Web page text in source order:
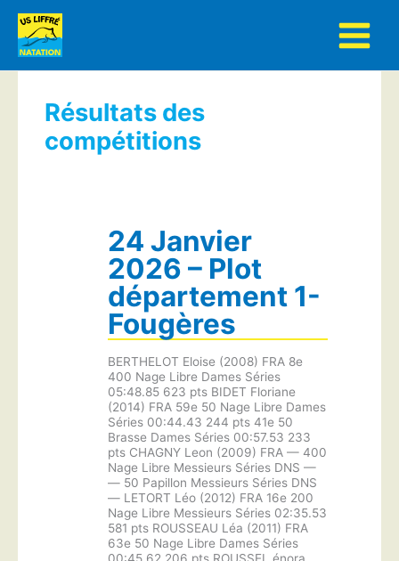
contenu
Résultats des
compétitions
24 Janvier
2026 – Plot
département 1-
Fougères
BERTHELOT Eloise (2008) FRA 8e
400 Nage Libre Dames Séries
05:48.85 623 pts BIDET Floriane
(2014) FRA 59e 50 Nage Libre Dames
Séries 00:44.43 244 pts 41e 50
Brasse Dames Séries 00:57.53 233
pts CHAGNY Leon (2009) FRA — 400
Nage Libre Messieurs Séries DNS —
— 50 Papillon Messieurs Séries DNS
— LETORT Léo (2012) FRA 16e 200
Nage Libre Messieurs Séries 02:35.53
581 pts ROUSSEAU Léa (2011) FRA
63e 50 Nage Libre Dames Séries
00:45.62 206 pts ROUSSEL énora